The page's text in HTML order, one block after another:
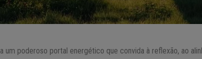
um poderoso portal energético que convida à reflexão, ao